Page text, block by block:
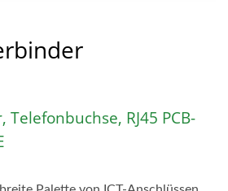
Telefonbuchse, RJ45 PCB-